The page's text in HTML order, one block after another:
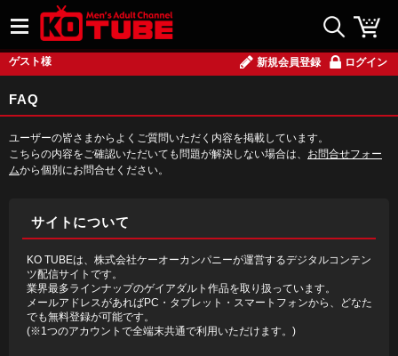
ゲスト様 新規会員登録 ログイン
FAQ
ユーザーの皆さまからよくご質問いただく内容を掲載しています。
こちらの内容をご確認いただいても問題が解決しない場合は、 お問合せフォー
ムから個別にお問合せください。
サイトについて
KO TUBEは、株式会社ケーオーカンパニーが運営するデジタルコンテン
ツ配信サイトです。
業界最多ラインナップのゲイアダルト作品を取り扱っています。
メールアドレスがあればPC・タブレット・スマートフォンから、どなた
でも無料登録が可能です。
(※1つのアカウントで全端末共通で利用いただけます。)